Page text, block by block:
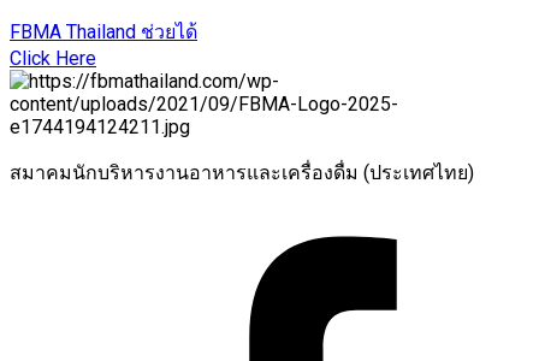
FBMA Thailand ช่วยได้
Click Here
สมาคมนักบริหารงานอาหารและเครื่องดื่ม (ประเทศไทย)